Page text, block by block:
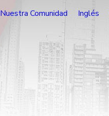
Nuestra Comunidad Inglés